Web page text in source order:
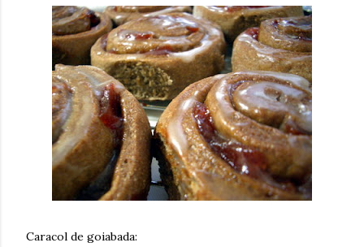
Caracol de goiabada: